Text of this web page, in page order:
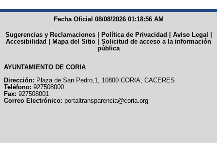
Fecha Oficial 08/08/2026 01:18:56 AM
Sugerencias y Reclamaciones| Política de Privacidad | Aviso Legal |
Accesibilidad | Mapa del Sitio | Solicitud de acceso a la información
pública
AYUNTAMIENTO DE CORIA
Dirección: Plaza de San Pedro,1, 10800 CORIA, CACERES
Teléfono: 927508000
Fax: 927508001
Correo Electrónico: portaltransparencia@coria.org